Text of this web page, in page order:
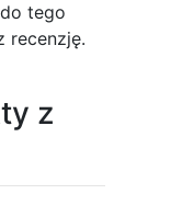
tego
recenzję.
z